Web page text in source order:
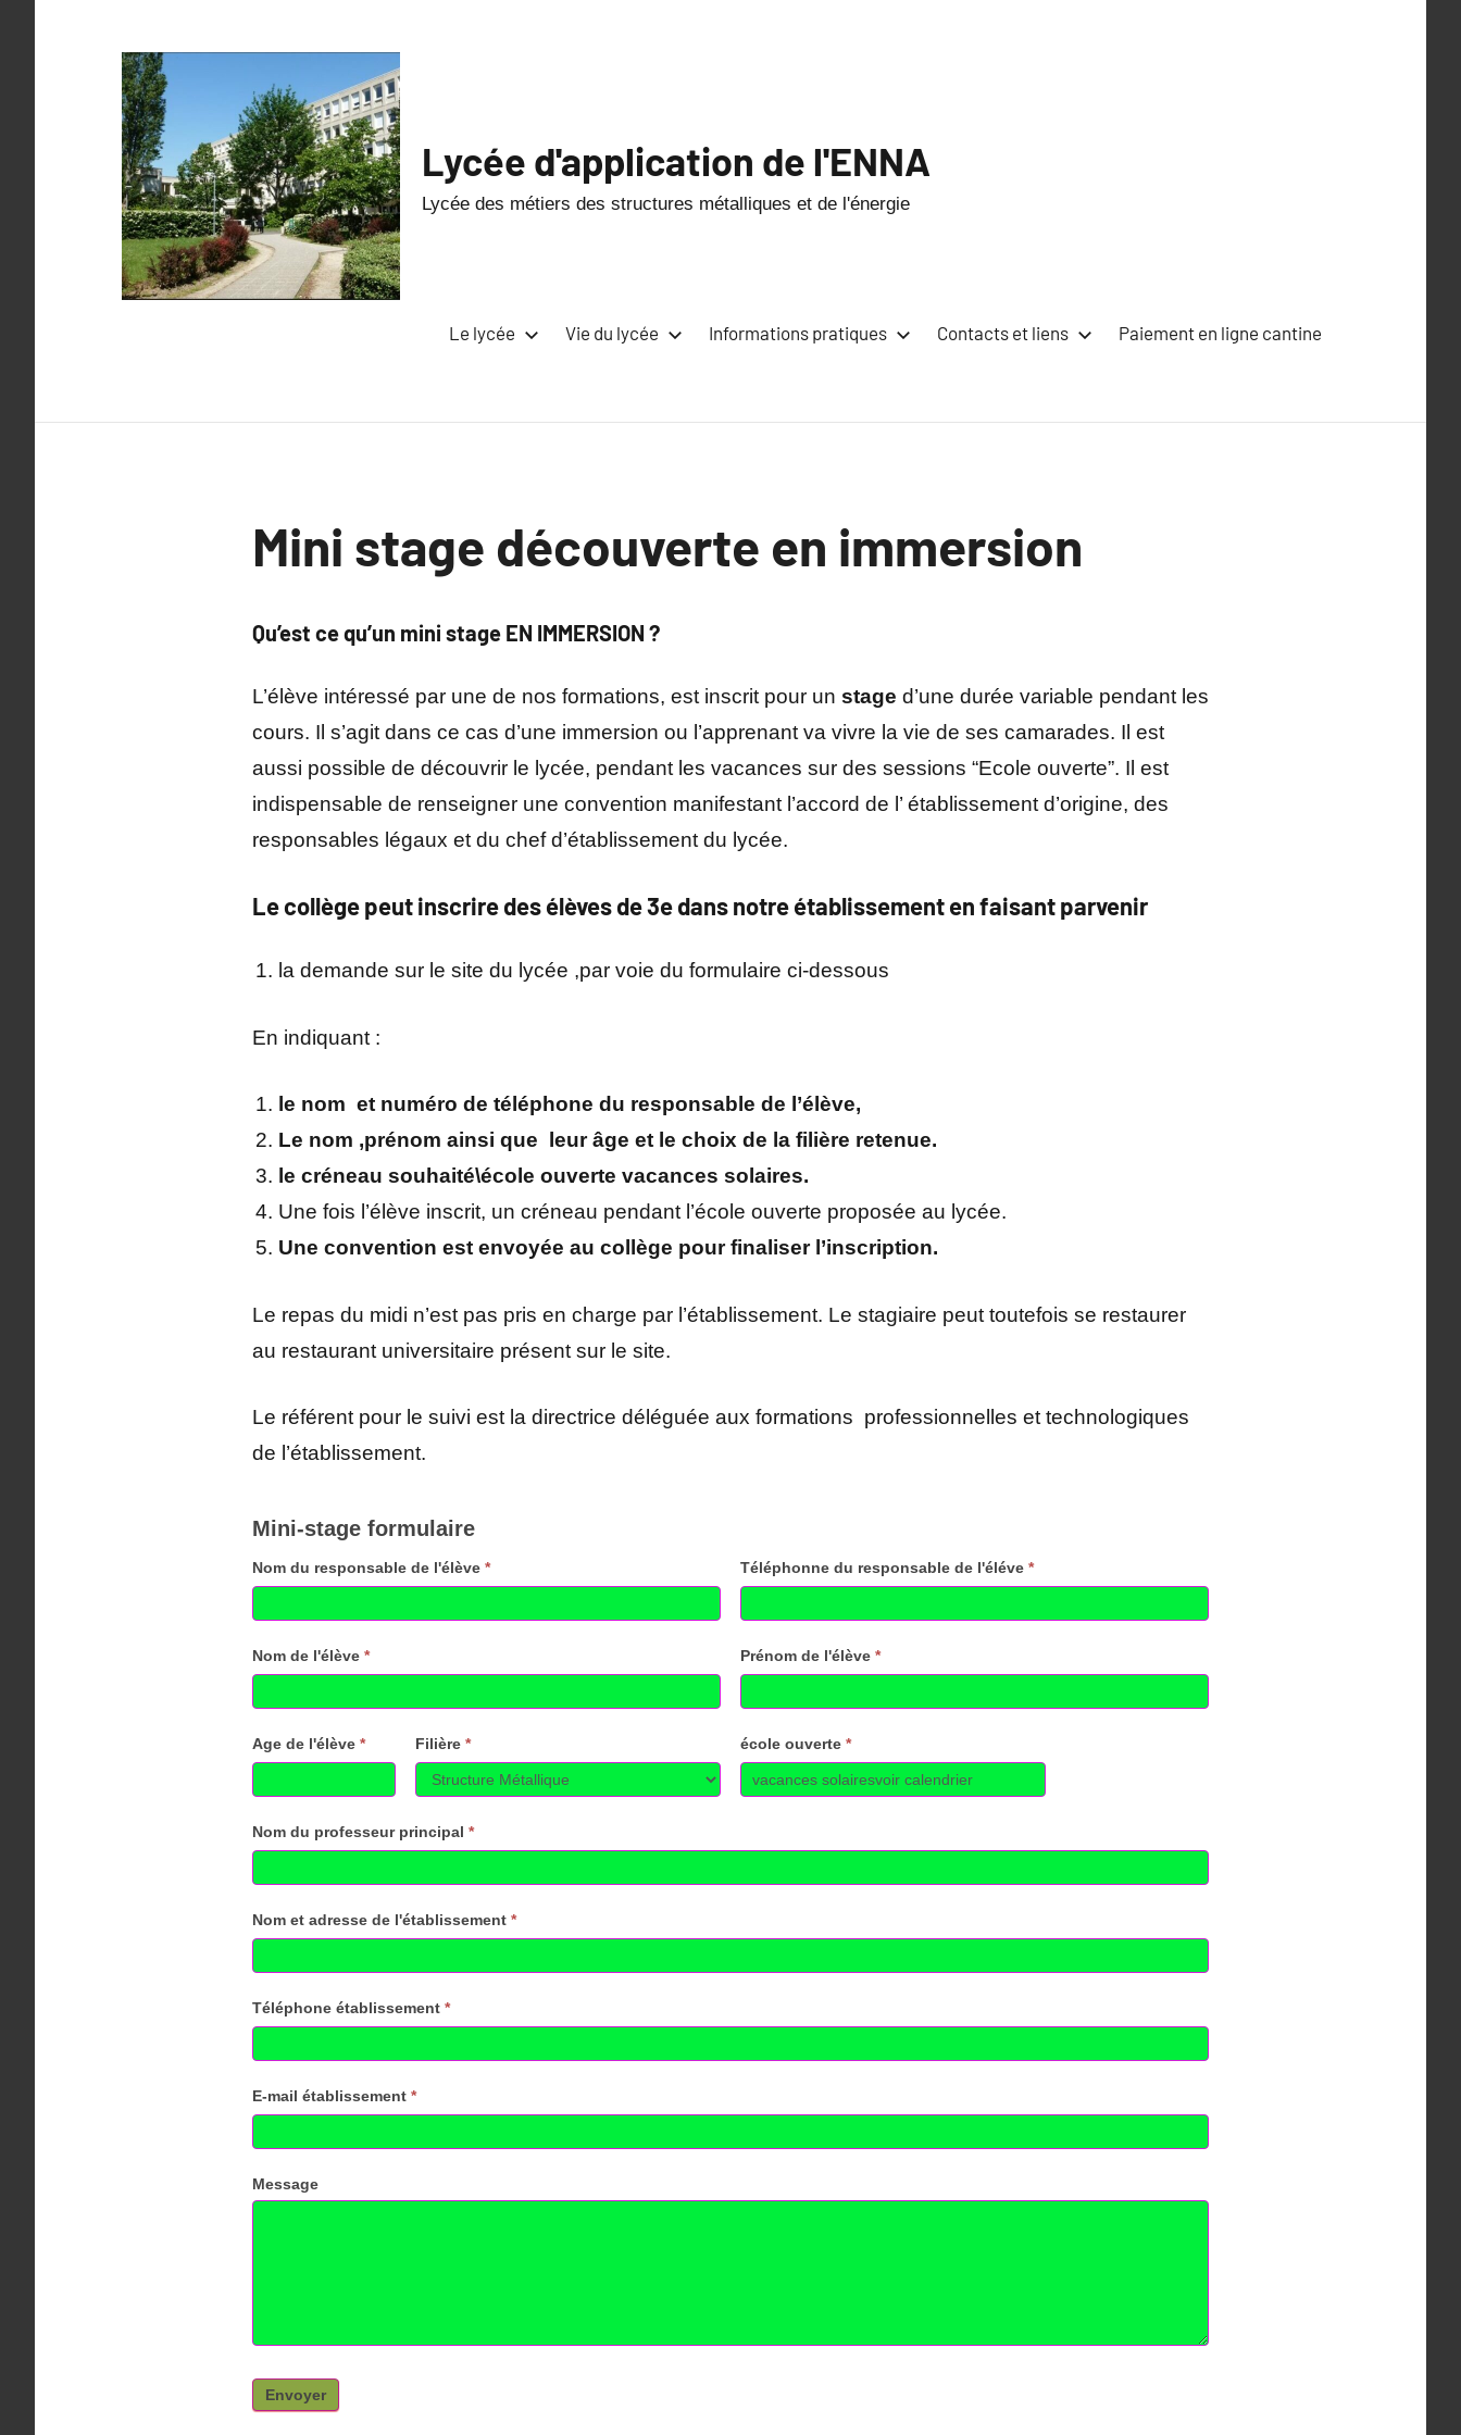
Lycée d'application de l'ENNA
Lycée des métiers des structures métalliques et de l'énergie
Le lycée Vie du lycée Informations pratiques Contacts et liens Paiement en ligne cantine
Mini stage découverte en immersion
Qu’est ce qu’un mini stage EN IMMERSION ?
L’élève intéressé par une de nos formations, est inscrit pour un stage d’une durée variable pendant les
cours. Il s’agit dans ce cas d’une immersion ou l’apprenant va vivre la vie de ses camarades. Il est
aussi possible de découvrir le lycée, pendant les vacances sur des sessions “Ecole ouverte”. Il est
indispensable de renseigner une convention manifestant l’accord de l’ établissement d’origine, des
responsables légaux et du chef d’établissement du lycée.
Le collège peut inscrire des élèves de 3e dans notre établissement en faisant parvenir
la demande sur le site du lycée ,par voie du formulaire ci-dessous
En indiquant :
le nom et numéro de téléphone du responsable de l’élève,
Le nom ,prénom ainsi que leur âge et le choix de la filière retenue.
le créneau souhaité\école ouverte vacances solaires.
Une fois l’élève inscrit, un créneau pendant l’école ouverte proposée au lycée.
Une convention est envoyée au collège pour finaliser l’inscription.
Le repas du midi n’est pas pris en charge par l’établissement. Le stagiaire peut toutefois se restaurer
au restaurant universitaire présent sur le site.
Le référent pour le suivi est la directrice déléguée aux formations professionnelles et technologiques
de l’établissement.
Mini-
formulaire
Mini-stage formulaire
Nom du responsable de l'élève * Téléphonne du responsable de l'éléve *
Nom de l'élève * Prénom de l'élève *
Age de l'élève * Filière * école ouverte *
Nom du professeur principal *
Nom et adresse de l'établissement *
Téléphone établissement *
E-mail établissement *
Message
Si
un
humain,
ne
remplissez
pas
ce
Envoyer